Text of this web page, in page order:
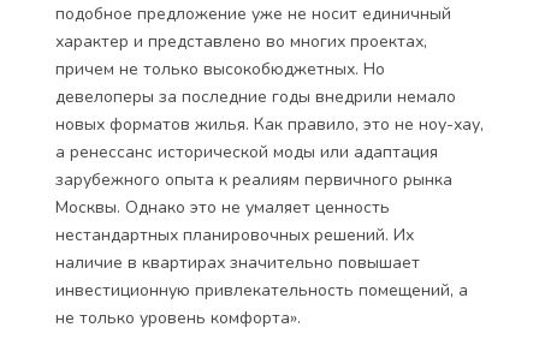
подобное предложение уже не носит единичный
характер и представлено во многих проектах,
причем не только высокобюджетных. Но
девелоперы за последние годы внедрили немало
новых форматов жилья. Как правило, это не ноу-хау,
а ренессанс исторической моды или адаптация
зарубежного опыта к реалиям первичного рынка
Москвы. Однако это не умаляет ценность
нестандартных планировочных решений. Их
наличие в квартирах значительно повышает
инвестиционную привлекательность помещений, а
не только уровень комфорта».